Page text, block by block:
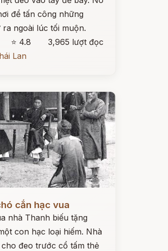
để tấn công những
ra ngoài lúc tối muộn.
⭐ 4.8
3,965 lượt đọc
Lan
cắn hạc vua
nhà Thanh biếu tặng
con hạc loại hiếm. Nhà
đeo trước cổ tấm thẻ